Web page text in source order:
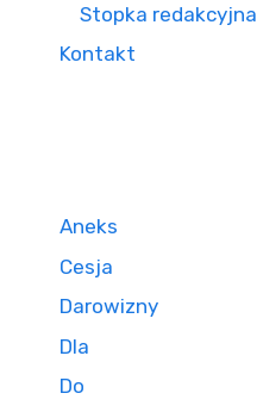
Stopka redakcyjna
Kontakt
Aneks
Cesja
Darowizny
Dla
Do